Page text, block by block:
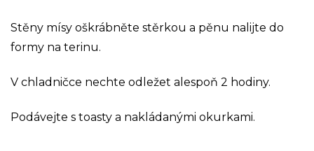
Stěny mísy oškrábněte stěrkou a pěnu nalijte do
formy na terinu.
V chladničce nechte odležet alespoň 2 hodiny.
Podávejte s toasty a nakládanými okurkami.